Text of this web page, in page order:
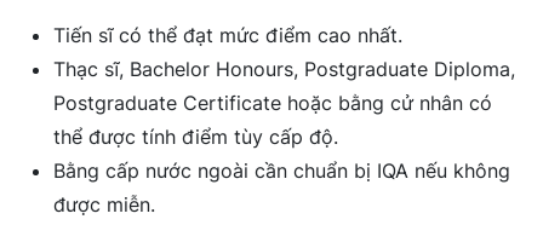
Tiến sĩ có thể đạt mức điểm cao nhất.
Thạc sĩ, Bachelor Honours, Postgraduate Diploma,
Postgraduate Certificate hoặc bằng cử nhân có
thể được tính điểm tùy cấp độ.
Bằng cấp nước ngoài cần chuẩn bị IQA nếu không
được miễn.